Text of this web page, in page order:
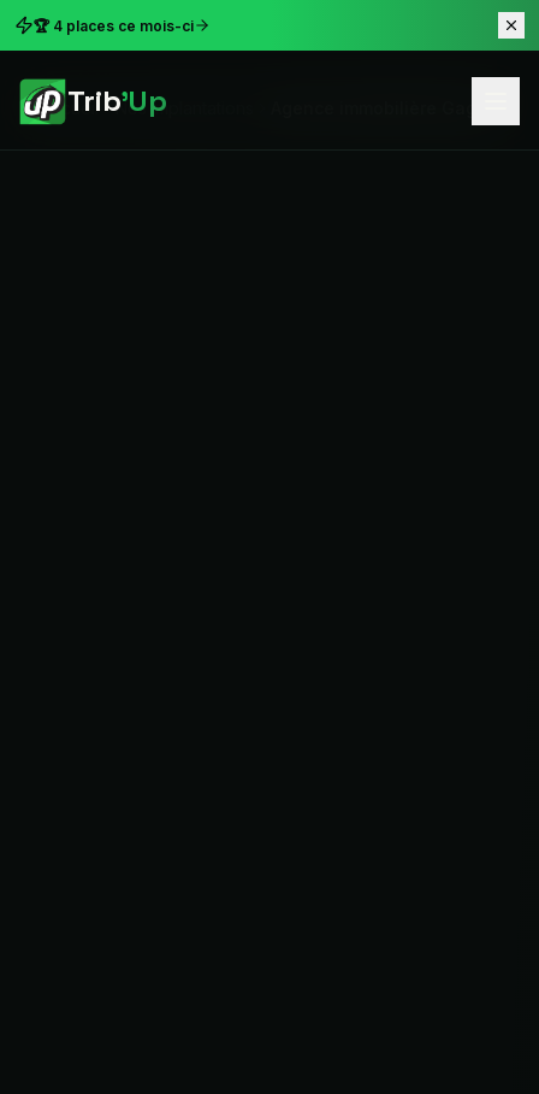
🏆 4 places ce mois-ci
Trib'Up
Accueil Nos implantations